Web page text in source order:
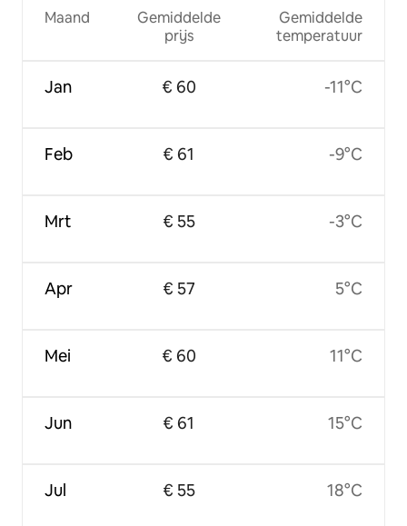
Maand
Jan
Feb
Mrt
Apr
Mei
Jun
Jul
Gemiddelde
prijs
€ 60
€ 61
€ 55
€ 57
€ 60
€ 61
€ 55
Gemiddelde
temperatuur
-11°C
-9°C
-3°C
5°C
11°C
15°C
18°C